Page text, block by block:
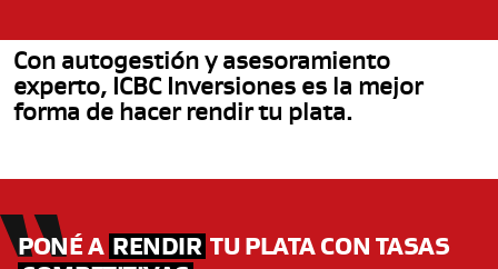
Con autogestión y asesoramiento
experto, ICBC Inversiones es la mejor
forma de hacer rendir tu plata.
PONÉ A RENDIR TU PLATA CON TASAS